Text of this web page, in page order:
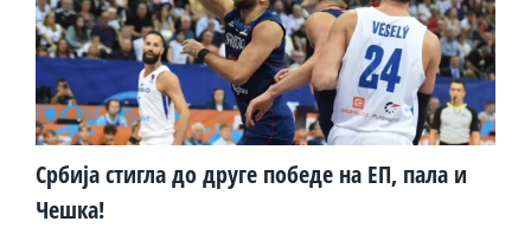
Србија стигла до друге победе на ЕП, пала и
Чешка!